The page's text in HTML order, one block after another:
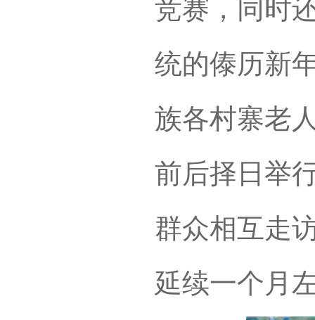
竞赛，同时
统的傣历新
族各村寨老
前后择日举
群众相互走
延续一个月